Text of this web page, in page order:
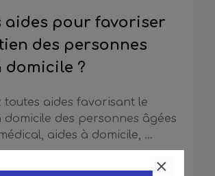
aides pour favoriser
des personnes
domicile ?
toutes aides favorisant le
domicile des personnes âgées
aides à domicile, …